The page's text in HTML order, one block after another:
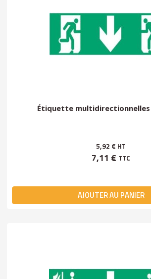
Étiquette multidirectionnelles
5,92 € HT
7,11 € TTC
AJOUTER AU PANIER